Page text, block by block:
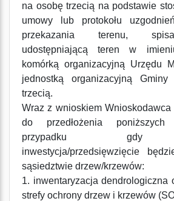
na osobę trzecią na podstawie
umowy lub protokołu
przekazania terenu,
udostępniającą teren w
komórką organizacyjną Urzędu
jednostką organizacyjną
trzecią.
Wraz z wnioskiem
do przedłożenia
przypadku gdy
inwestycja/przedsięwzięcie
sąsiedztwie drzew/krzewów:
1. inwentaryzacja dendrologiczna
strefy ochrony drzew i krzewów